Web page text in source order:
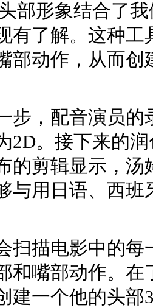
部形象结合了
有了解。这种
部动作，从而
步，配音演员
2D。接下来的
的剪辑显示，
与用日语、西
扫描电影中的
和嘴部动作。
建一个他的头部